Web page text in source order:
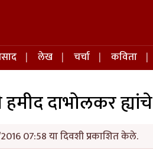
लेख चर्चा कविता
हमीद दाभोलकर ह्यांचे
07:58 या दिवशी प्रकाशित केले.